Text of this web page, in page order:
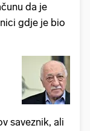
da je
gdje je bio
saveznik, ali